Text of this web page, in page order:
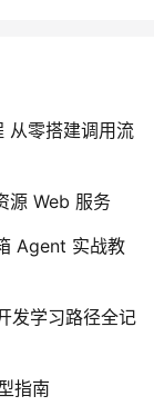
从零搭建调用流
源 Web 服务
Agent 实战教
发学习路径全记
指南